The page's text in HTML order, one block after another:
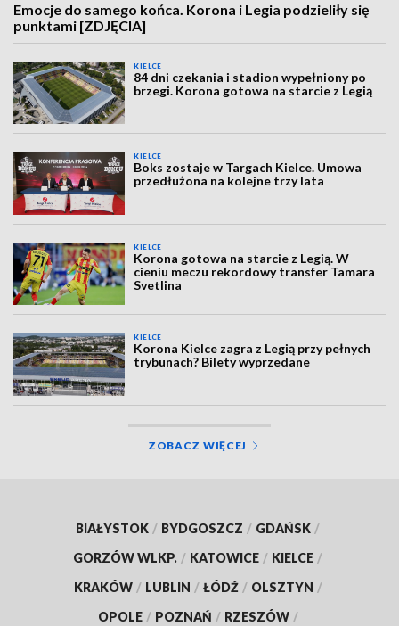
Emocje do samego końca. Korona i Legia podzieliły się
punktami [ZDJĘCIA]
KIELCE
84 dni czekania i stadion wypełniony po
brzegi. Korona gotowa na starcie z Legią
KIELCE
Boks zostaje w Targach Kielce. Umowa
przedłużona na kolejne trzy lata
KIELCE
Korona gotowa na starcie z Legią. W
cieniu meczu rekordowy transfer Tamara
Svetlina
KIELCE
Korona Kielce zagra z Legią przy pełnych
trybunach? Bilety wyprzedane
ZOBACZ WIĘCEJ
BIAŁYSTOK / BYDGOSZCZ / GDAŃSK /
GORZÓW WLKP. / KATOWICE / KIELCE /
KRAKÓW / LUBLIN / ŁÓDŹ / OLSZTYN /
OPOLE / POZNAŃ / RZESZÓW /